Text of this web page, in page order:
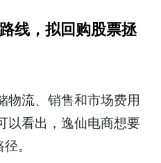
线，拟回购股票拯
物流、销售和市场费用
以看出，逸仙电商想要
。